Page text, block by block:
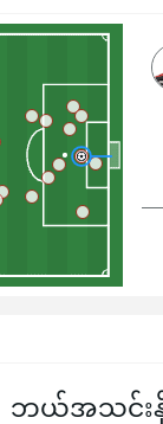
ဘယ်အသင်း